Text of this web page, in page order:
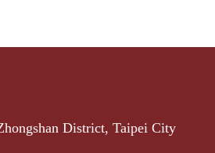
District, Taipei City